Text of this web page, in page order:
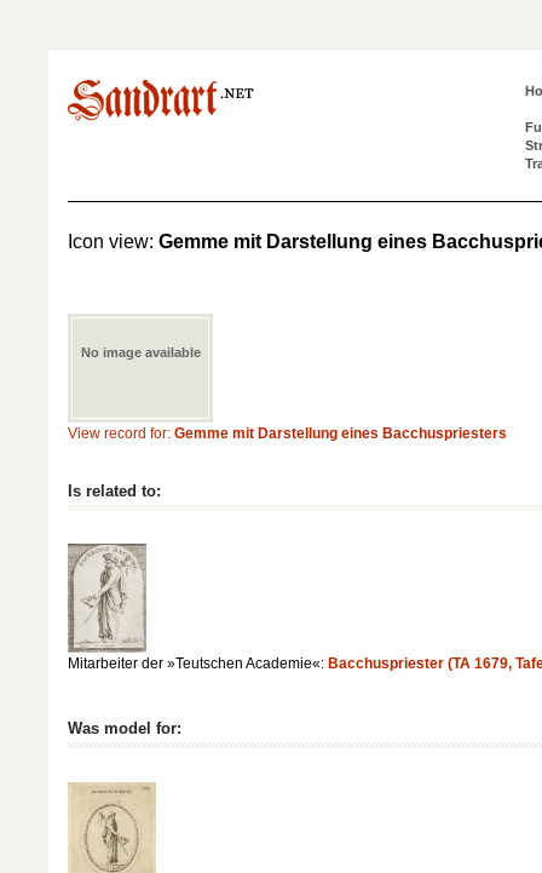
Icon view: Gemme mit Darstellung eines
No image available
View record for: Gemme mit Darstellung eines Bacchuspriesters
Is related to:
Mitarbeiter der »Teutschen Academie«: Bacchuspriester (TA 1679,
Was model for: